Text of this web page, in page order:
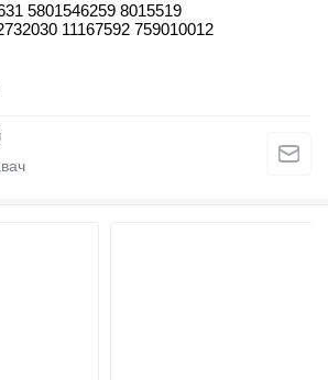
5801546259 8015519
11167592 759010012